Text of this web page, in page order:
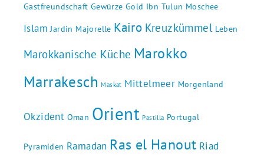
Gastfreundschaft Gewürze Gold Ibn Tulun Moschee
Islam Jardin Majorelle Kairo Kreuzkümmel Leben
Marokkanische Küche Marokko
Marrakesch Maskat Mittelmeer Morgenland
Okzident Oman Orient Pastilla Portugal
Pyramiden Ramadan Ras el Hanout Riad